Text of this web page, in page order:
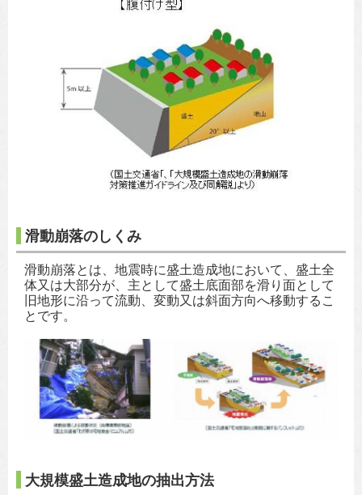
滑動崩落のしくみ
滑動崩落とは、地震時に盛土造成地において、盛土全
体又は大部分が、主として盛土底面部を滑り面として
旧地形に沿って流動、変動又は斜面方向へ移動するこ
とです。
大規模盛土造成地の抽出方法